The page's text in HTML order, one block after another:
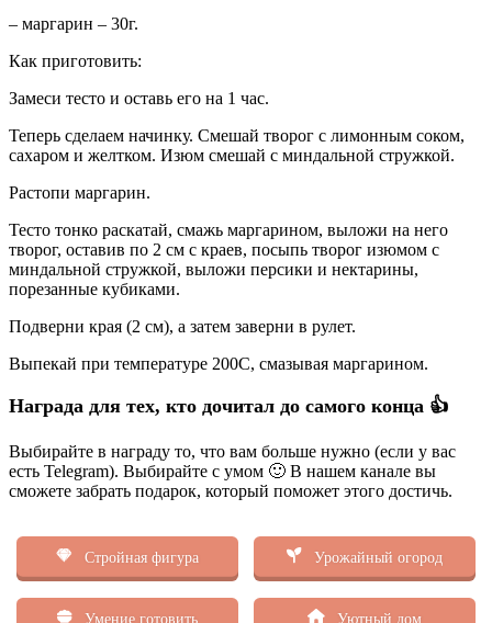
– маргарин – 30г.
Как приготовить:
Замеси тесто и оставь его на 1 час.
Теперь сделаем начинку. Смешай творог с лимонным соком,
сахаром и желтком. Изюм смешай с миндальной стружкой.
Растопи маргарин.
Тесто тонко раскатай, смажь маргарином, выложи на него
творог, оставив по 2 см с краев, посыпь творог изюмом с
миндальной стружкой, выложи персики и нектарины,
порезанные кубиками.
Подверни края (2 см), а затем заверни в рулет.
Выпекай при температуре 200C, смазывая маргарином.
Награда для тех, кто дочитал до самого конца 👍
Выбирайте в награду то, что вам больше нужно (если у вас
есть Telegram). Выбирайте с умом 🙂 В нашем канале вы
сможете забрать подарок, который поможет этого достичь.
Стройная фигура Урожайный огород
Умение готовить Уютный дом